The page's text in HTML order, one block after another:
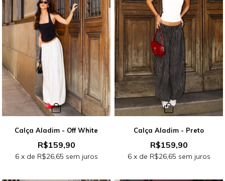
Calça Aladim - Off White
R$159,90
6x de R$26,65 sem juros
Calça Aladim - Preto
R$159,90
6x de R$26,65 sem juros